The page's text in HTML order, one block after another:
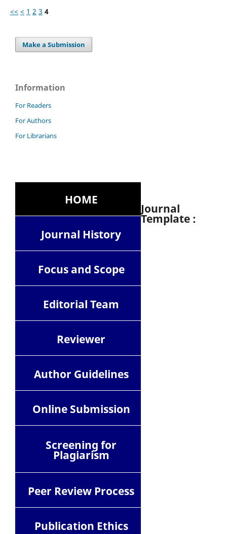
<< < 1 2 3 4
Make a Submission
Information
For Readers
For Authors
For Librarians
HOME
Journal History
Focus and Scope
Editorial Team
Reviewer
Author Guidelines
Online Submission
Screening for
Plagiarism
Peer Review Process
Publication Ethics
Journal
Template :